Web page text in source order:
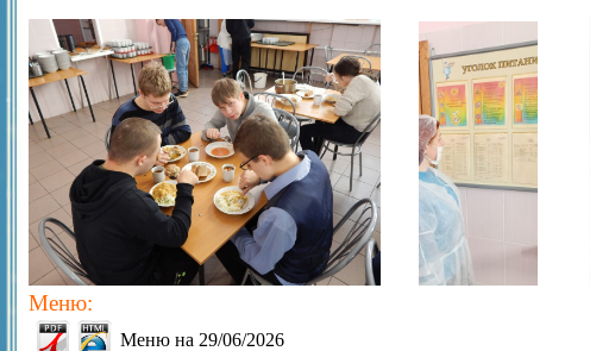
Меню:
Меню на 29/06/2026